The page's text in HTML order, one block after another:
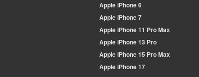
AppleiPhone 6
AppleiPhone 7
AppleiPhone 11 Pro Max
AppleiPhone 13 Pro
AppleiPhone 15 Pro Max
AppleiPhone 17